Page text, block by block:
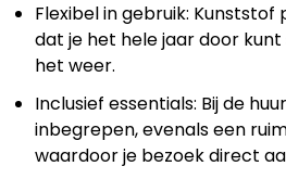
Flexibel in gebruik:
dat je het hele jaar door
het weer.
Inclusief essentials: Bij de
inbegrepen, evenals een
waardoor je bezoek direct